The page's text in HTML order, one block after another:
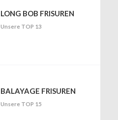
LONG BOB FRISUREN
Unsere TOP 13
BALAYAGE FRISUREN
Unsere TOP 15